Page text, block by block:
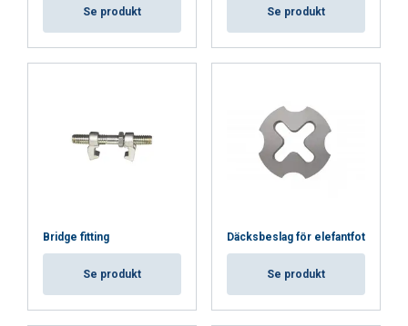
Se produkt Se produkt
Bridge fitting
Se produkt
Däcksbeslag för elefantfot
Se produkt